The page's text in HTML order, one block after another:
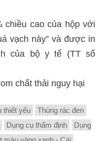
chiều cao của hộp với
vạch này” và được in
của bộ y tế (TT số
chất thải nguy hại
thiết yếu
Thùng rác đen
Dụng cụ thẩm định
Dụng